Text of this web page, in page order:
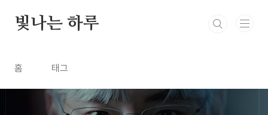
빛나는 하루
홈 태그